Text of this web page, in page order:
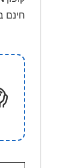
חינם בקנייה מעל